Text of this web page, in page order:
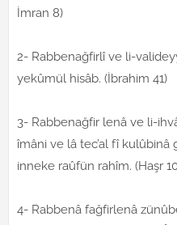
İmran 8)
2- Rabbenağfirlî ve li-
yekûmül hisâb. (İbrahim 41)
3- Rabbenağfir lenâ ve li-
îmâni ve lâ tec’al fî
inneke raûfün rahîm. (Haşr
4- Rabbenâ fağfirlenâ